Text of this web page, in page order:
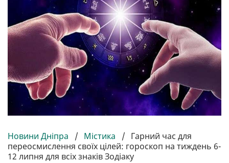
Новини Дніпра / Містика / Гарний час для
переосмислення своїх цілей: гороскоп на тиждень 6-
12 липня для всіх знаків Зодіаку